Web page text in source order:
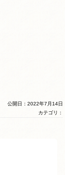
公開日：2022年7月14日
カテゴリ：